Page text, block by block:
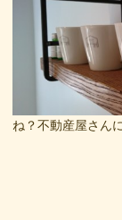
ね？不動産屋さん